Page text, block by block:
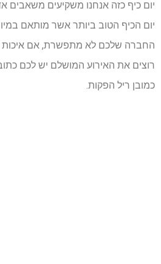
יום כיף כזה אנחנו משקיעים משאבים
יום הכיף הטוב ביותר אשר מותאם
החברה שלכם לא מתפשרת, אם
רוצים את האירוע המושלם יש לכם
כמובן ריל הפקות.